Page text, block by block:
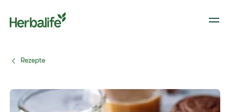
Rezepte